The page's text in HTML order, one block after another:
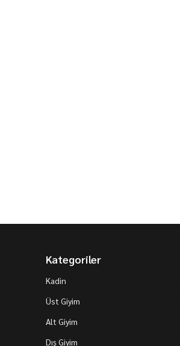
Kategoriler
Kadin
Üst Giyim
Alt Giyim
Dış Giyim